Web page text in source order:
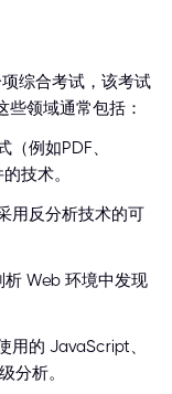
综合考试，该考试
领域通常包括：
例如PDF、
技术。
用反分析技术的可
Web 环境中发现
用的 JavaScript、
分析。